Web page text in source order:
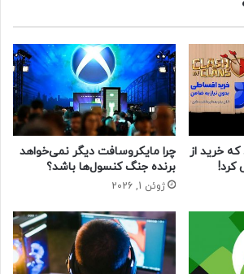
بازی ملموس بود و هم تجربه کاربری
ملموس شد.
کردند با فیلتر شدن گوگل پلی مسیر
به وجود آمده اما بعد از این واقعه
مانند بازار و مایکت اقدام به دانلود
تاثیری بر تعداد دانلود نداشته بلکه محل
و حتی به نفع این اپلیکیشن‌های داخلی
دو سال و نیم از محدودیت‌های اعمال
جاری گوگل پلی و واتس‌اپ با تأیید
مجازی رفع فیلتر شدند. اقدامی که نظر
خرید از
کرد!
چرا مایکروسافت دیگر نمی‌خواهد
برنده جنگ کنسول‌ها باشد؟
ژوئن 1, 2026